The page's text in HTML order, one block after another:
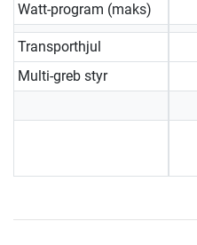
Watt-program (maks)
Transporthjul
Multi-greb styr